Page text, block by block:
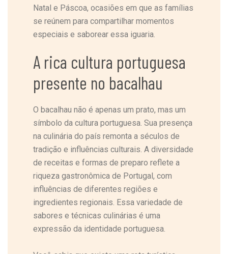
Natal e Páscoa, ocasiões em que as famílias
se reúnem para compartilhar momentos
especiais e saborear essa iguaria.
A rica cultura portuguesa
presente no bacalhau
O bacalhau não é apenas um prato, mas um
símbolo da cultura portuguesa. Sua presença
na culinária do país remonta a séculos de
tradição e influências culturais. A diversidade
de receitas e formas de preparo reflete a
riqueza gastronômica de Portugal, com
influências de diferentes regiões e
ingredientes regionais. Essa variedade de
sabores e técnicas culinárias é uma
expressão da identidade portuguesa.